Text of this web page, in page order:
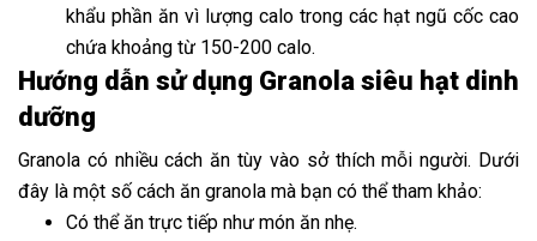
khẩu phần ăn vì lượng calo trong các hạt ngũ cốc cao
chứa khoảng từ 150-200 calo.
Hướng dẫn sử dụng Granola siêu hạt dinh
dưỡng
Granola có nhiều cách ăn tùy vào sở thích mỗi người. Dưới
đây là một số cách ăn granola mà bạn có thể tham khảo:
Có thể ăn trực tiếp như món ăn nhẹ.